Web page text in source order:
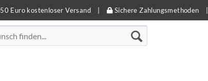
Euro kostenloser Versand Sichere Zahlungsmethoden